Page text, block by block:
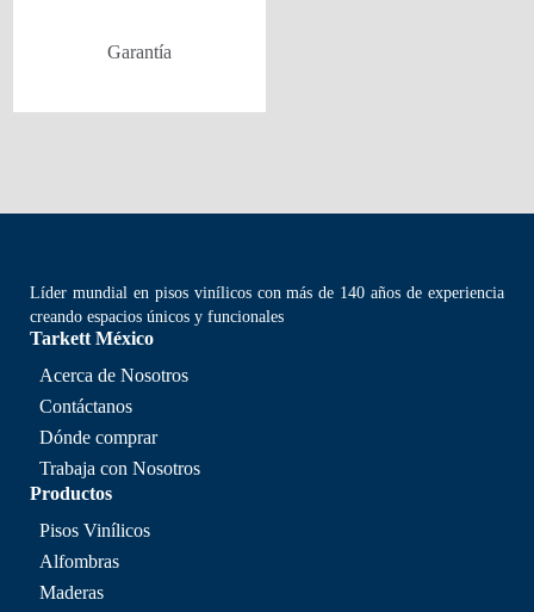
Garantía
Líder mundial en pisos vinílicos con más de 140 años de experiencia
creando espacios únicos y funcionales
Tarkett México
Acerca de Nosotros
Contáctanos
Dónde comprar
Trabaja con Nosotros
Productos
Pisos Vinílicos
Alfombras
Maderas